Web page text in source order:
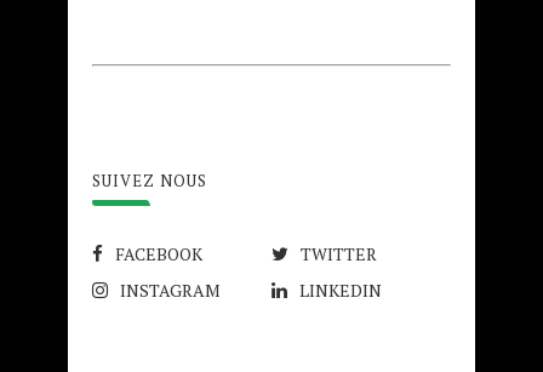
SUIVEZ NOUS
FACEBOOK
TWITTER
INSTAGRAM
LINKEDIN